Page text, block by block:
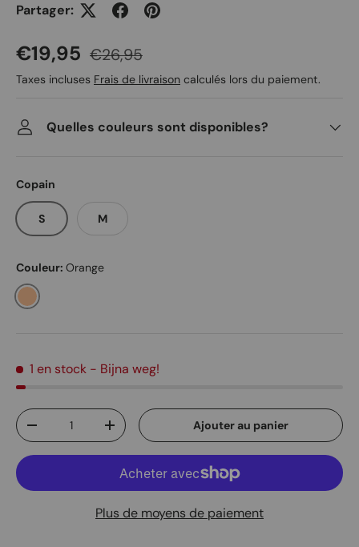
Partager:
Prix soldé
€19,95 Prix habituel
€26,95
Taxes incluses Frais de livraison calculés lors du paiement.
Quelles couleurs sont disponibles?
Copain
S M
Couleur: Orange
Orange
1 en stock - Bijna weg!
Qté
Diminuer la quantitéAugmenter la quantitéAjouter au panier
Plus de moyens de paiement